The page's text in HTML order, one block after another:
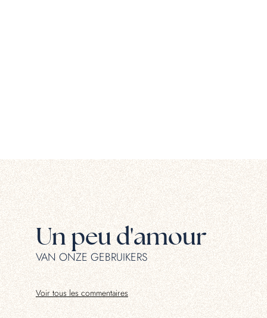
Un peu d'amour
VAN ONZE GEBRUIKERS
Voir tous les commentaires